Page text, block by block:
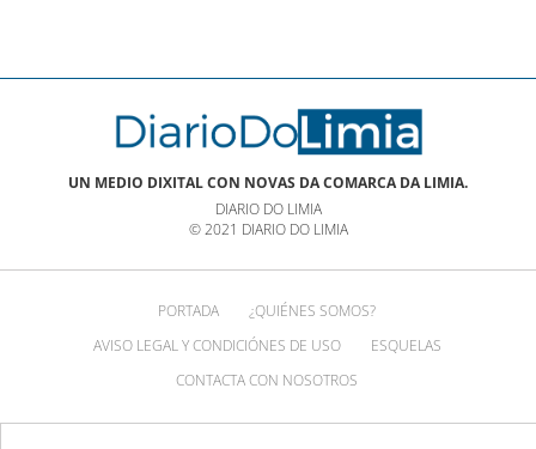
UN MEDIO DIXITAL CON NOVAS DA COMARCA DA LIMIA.
DIARIO DO LIMIA
© 2021 DIARIO DO LIMIA
PORTADA
¿QUIÉNES SOMOS?
AVISO LEGAL Y CONDICIÓNES DE USO
ESQUELAS
CONTACTA CON NOSOTROS